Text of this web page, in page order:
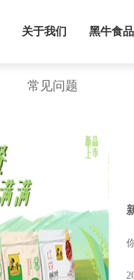
关于我们 黑牛食
常见问题